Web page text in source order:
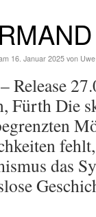
16. Januar 2025 von
Release
Fürth Die
das